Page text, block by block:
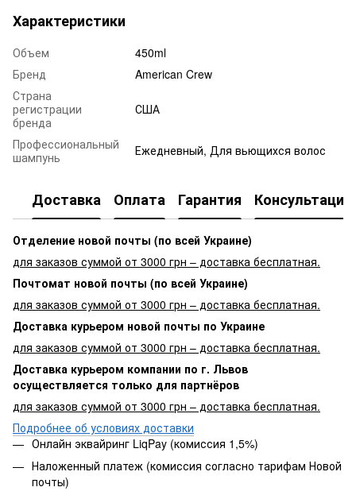
Характеристики
Объем
450ml
Бренд
American Crew
Страна
регистрации
бренда
США
Профессиональный
шампунь
Ежедневный, Для вьющихся волос
Доставка Оплата Гарантия Консультация
Отделение новой почты (по всей Украине)
для заказов суммой от 3000 грн – доставка бесплатная.
Почтомат новой почты (по всей Украине)
для заказов суммой от 3000 грн – доставка бесплатная.
Доставка курьером новой почты по Украине
для заказов суммой от 3000 грн – доставка бесплатная.
Доставка курьером компании по г. Львов
осуществляется только для партнёров
для заказов суммой от 3000 грн – доставка бесплатная.
Подробнее об условиях доставки
Онлайн эквайринг LiqPay (комиссия 1,5%)
Наложенный платеж (комиссия согласно тарифам Новой
почты)